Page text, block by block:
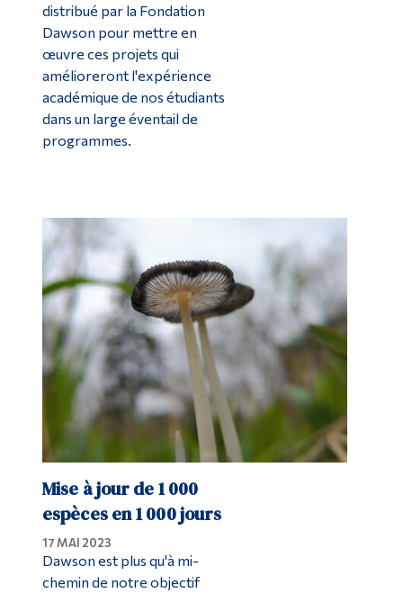
distribué par la Fondation
Dawson pour mettre en
œuvre ces projets qui
amélioreront l'expérience
académique de nos étudiants
dans un large éventail de
programmes.
Mise à jour de 1 000
espèces en 1 000 jours
17 MAI 2023
Dawson est plus qu'à mi-
chemin de notre objectif